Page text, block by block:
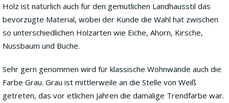
Holz ist natürlich auch für den gemütlichen Landhausstil das
bevorzugte Material, wobei der Kunde die Wahl hat zwischen
so unterschiedlichen Holzarten wie Eiche, Ahorn, Kirsche,
Nussbaum und Buche.
Sehr gern genommen wird für klassische Wohnwände auch die
Farbe Grau. Grau ist mittlerweile an die Stelle von Weiß
getreten, das vor etlichen Jahren die damalige Trendfarbe war.